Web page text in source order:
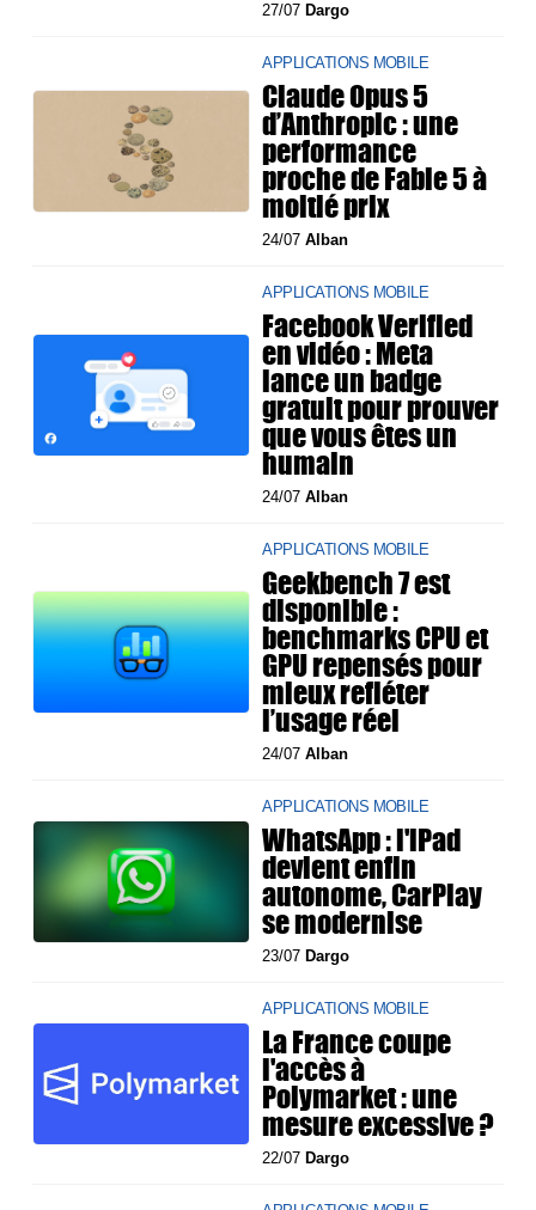
27/07 Dargo
APPLICATIONS MOBILE
Claude Opus 5
d’Anthropic : une
performance
proche de Fable 5 à
moitié prix
24/07Alban
APPLICATIONS MOBILE
Facebook Verified
en vidéo : Meta
lance un badge
gratuit pour prouver
que vous êtes un
humain
24/07Alban
APPLICATIONS MOBILE
Geekbench 7 est
disponible :
benchmarks CPU et
GPU repensés pour
mieux refléter
l’usage réel
24/07Alban
APPLICATIONS MOBILE
WhatsApp : l'iPad
devient enfin
autonome, CarPlay
se modernise
23/07 Dargo
APPLICATIONS MOBILE
La France coupe
l'accès à
Polymarket : une
mesure excessive ?
22/07 Dargo